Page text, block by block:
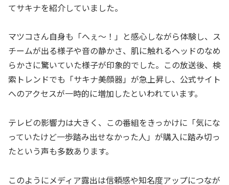
てサキナを紹介していました。
マツコさん自身も「へぇ〜！」と感心しながら体験し、ス
チームが出る様子や音の静かさ、肌に触れるヘッドのなめ
らかさに驚いていた様子が印象的でした。この放送後、検
索トレンドでも「サキナ美顔器」が急上昇し、公式サイト
へのアクセスが一時的に増加したといわれています。
テレビの影響力は大きく、この番組をきっかけに「気にな
っていたけど一歩踏み出せなかった人」が購入に踏み切っ
たという声も多数あります。
このようにメディア露出は信頼感や知名度アップにつなが